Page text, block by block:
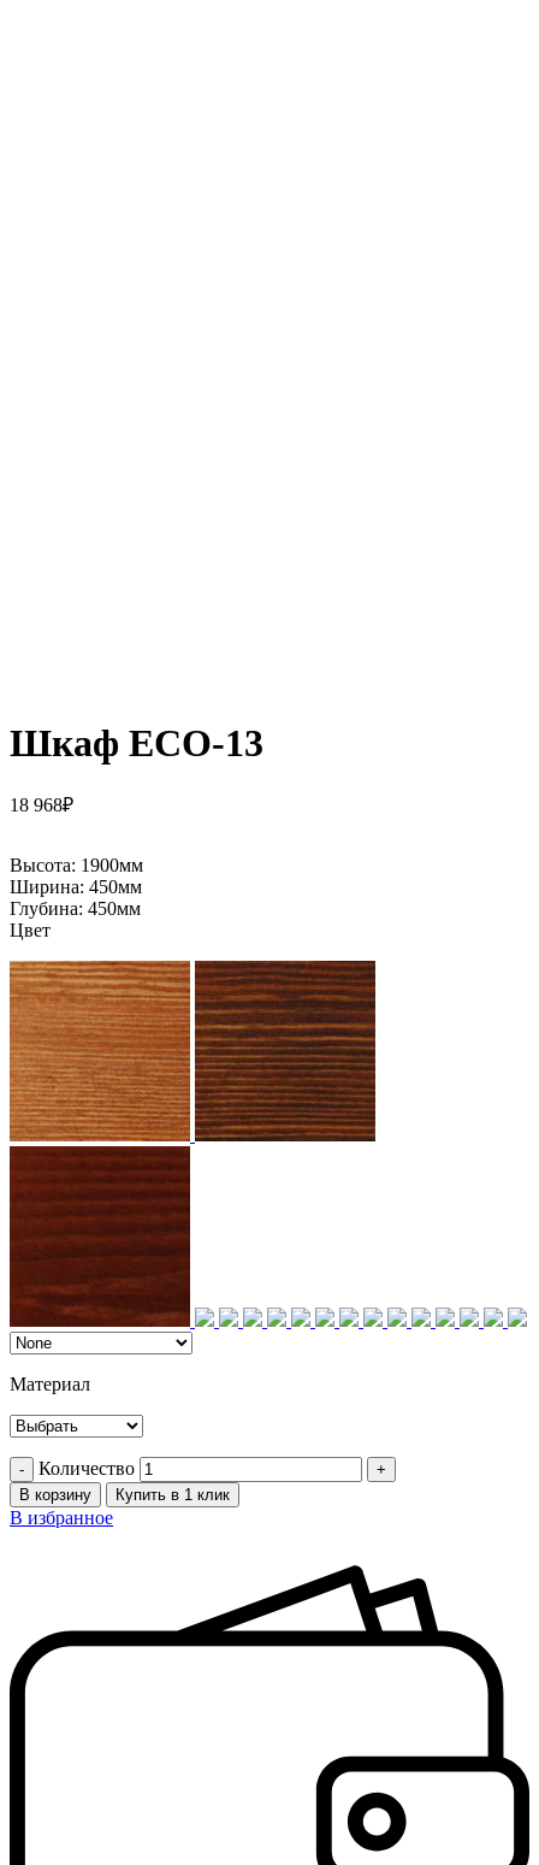
Шкаф ECO-13
18 968₽
Высота: 1900мм
Ширина: 450мм
Глубина: 450мм
Цвет
Материал
Количество
В корзину Купить в 1 клик
В избранное